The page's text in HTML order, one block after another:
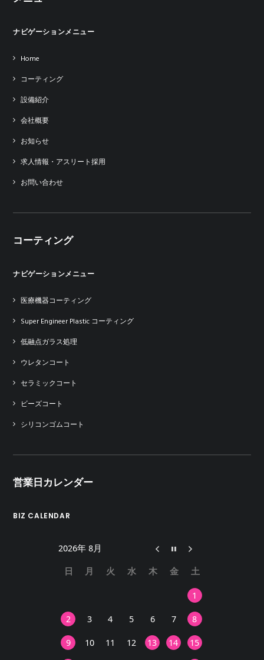
ナビゲーションメニュー
Home
コーティング
設備紹介
会社概要
お知らせ
求人情報・アスリート採用
お問い合わせ
コーティング
ナビゲーションメニュー
医療機器コーティング
Super Engineer Plastic コーティング
低融点ガラス処理
ウレタンコート
セラミックコート
ビーズコート
シリコンゴムコート
営業日カレンダー
BIZ CALENDAR
2026年 8月
日 月 火 水 木 金 土
1
2
3 4 5 6 7
8
9
10 11 12 13 14 15